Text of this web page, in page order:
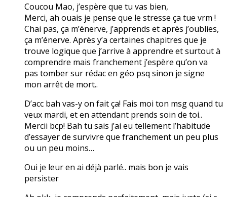
Coucou Mao, j’espère que tu vas bien,
Merci, ah ouais je pense que le stresse ça tue vrm !
Chai pas, ça m’énerve, j’apprends et après j’oublies,
ça m’énerve. Après y’a certaines chapitres que je
trouve logique que j’arrive à apprendre et surtout à
comprendre mais franchement j’espère qu’on va
pas tomber sur rédac en géo psq sinon je signe
mon arrêt de mort..
D’acc bah vas-y on fait ça! Fais moi ton msg quand tu
veux mardi, et en attendant prends soin de toi..
Mercii bcp! Bah tu sais j’ai eu tellement l’habitude
d’essayer de survivre que franchement un peu plus
ou un peu moins…
Oui je leur en ai déjà parlé.. mais bon je vais
persister